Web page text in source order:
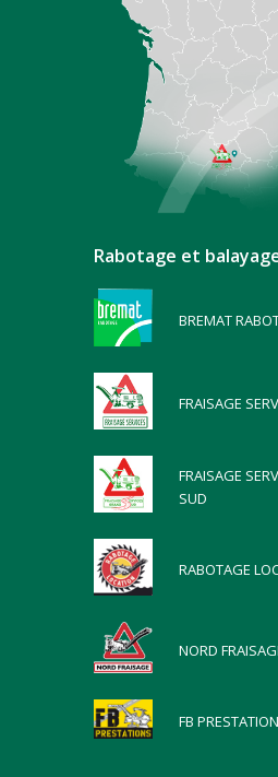
Rabotage et
BREMAT
FRAISAGE
FRAISAGE
SUD
RABOTAGE
NORD
FB